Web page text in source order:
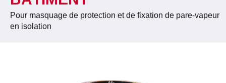
Pour masquage de protection et de fixation de pare-vapeur
en isolation